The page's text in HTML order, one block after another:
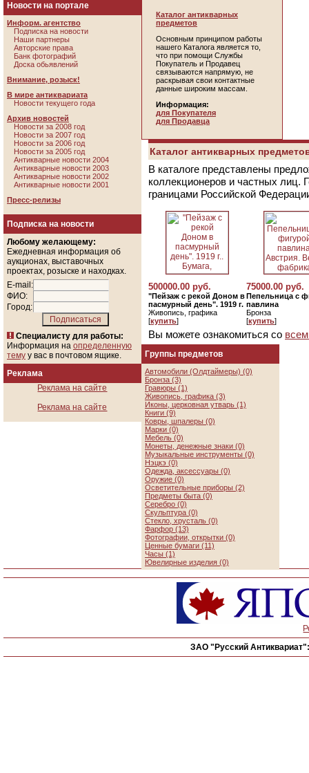
Новости на портале
Информ. агентство
Подписка на новости
Наши партнеры
Авторские права
Банк фотографий
Доска обьявлений
Внимание, розыск!
В мире антиквариата
Новости текущего года
Архив новостей
Новости за 2008 год
Новости за 2007 год
Новости за 2006 год
Новости за 2005 год
Антикварные новости 2004
Антикварные новости 2003
Антикварные новости 2002
Антикварные новости 2001
Пресс-релизы
Подписка на новости
Любому желающему:
Ежедневная информация об
аукционах, выставочных
проектах, розыске и находках.
E-mail:
ФИО:
Город:
Специалисту для работы:
Информация на определенную
тему у вас в почтовом ящике.
Реклама
Реклама на сайте
Реклама на сайте
Каталог антикварных
предметов
Основным принципом работы
нашего Каталога является то,
что при помощи Службы
Покупатель и Продавец
связываются напрямую, не
раскрывая свои контактные
данные широким массам.
Информация:
для Покупателя
для Продавца
Каталог антикварных
В каталоге представлены
коллекционеров и частных лиц.
границами Российской
500000.00 руб.
"Пейзаж с рекой Доном в
пасмурный день". 1919 г.
Живопись, графика
[купить]
75000.00 руб.
Пепельница с
павлина
Бронза
[купить]
Вы можете ознакомиться со
Группы предметов
Автомобили (Олдтаймеры) (0)
Бронза (3)
Гравюры (1)
Живопись, графика (3)
Иконы, церковная утварь (1)
Книги (9)
Ковры, шпалеры (0)
Марки (0)
Мебель (0)
Монеты, денежные знаки (0)
Музыкальные инструменты (0)
Нэцкэ (0)
Одежда, аксессуары (0)
Оружие (0)
Осветительные приборы (2)
Предметы быта (0)
Серебро (0)
Скульптура (0)
Стекло, хрусталь (0)
Фарфор (13)
Фотографии, открытки (0)
Ценные бумаги (11)
Часы (1)
Ювелирные изделия (0)
ЗАО "Русский Антиквариат":